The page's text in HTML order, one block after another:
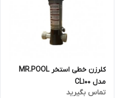
کلرزن خطی استخر MR.POOL
مدل CL100
تماس بگیرید